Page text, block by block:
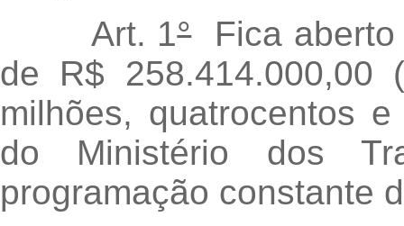
Art. 1°Fica aberto
de R$ 258.414.000,00
milhões, quatrocentos
do Ministério dos
programação constante